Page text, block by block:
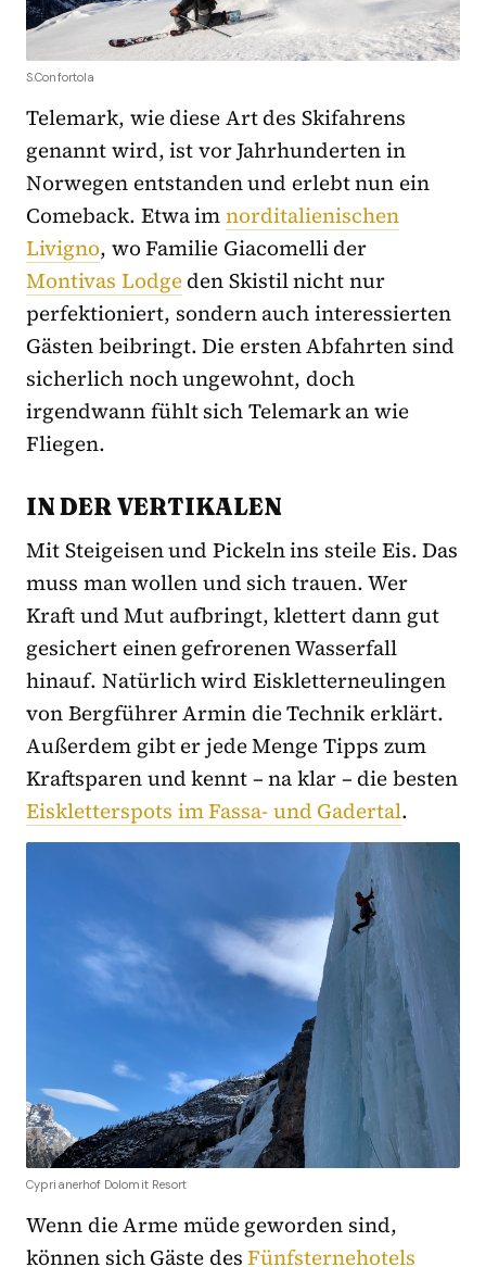
S.Confortola
Telemark, wie diese Art des Skifahrens
genannt wird, ist vor Jahrhunderten in
Norwegen entstanden und erlebt nun ein
Comeback. Etwa imnorditalienischen
Livigno, wo Familie Giacomelli der
Montivas Lodgeden Skistil nicht nur
perfektioniert, sondern auch interessierten
Gästen beibringt. Die ersten Abfahrten sind
sicherlich noch ungewohnt, doch
irgendwann fühlt sich Telemark an wie
Fliegen.
IN DER VERTIKALEN
Mit Steigeisen und Pickeln ins steile Eis. Das
muss man wollen und sich trauen. Wer
Kraft und Mut aufbringt, klettert dann gut
gesichert einen gefrorenen Wasserfall
hinauf. Natürlich wird Eiskletterneulingen
von Bergführer Armin die Technik erklärt.
Außerdem gibt er jede Menge Tipps zum
Kraftsparen und kennt – na klar – die besten
Eiskletterspots im Fassa- und Gadertal.
Cyprianerhof Dolomit Resort
Wenn die Arme müde geworden sind,
können sich Gäste desFünfsternehotels